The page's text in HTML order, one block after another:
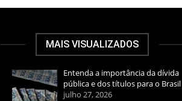
MAIS VISUALIZADOS
Entenda a importância da dívida
pública e dos títulos para o Brasil
julho 27, 2026